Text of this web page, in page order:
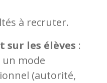
à recruter.
sur les élèves :
un mode
(autorité,